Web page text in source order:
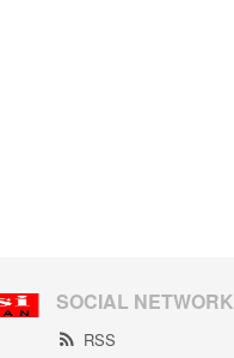
SOCIAL NETWORK
RSS